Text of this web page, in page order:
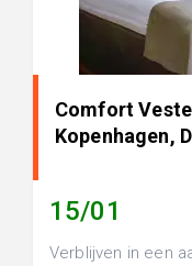
Comfort
Kopenhagen,
15/01
Verblijven in een